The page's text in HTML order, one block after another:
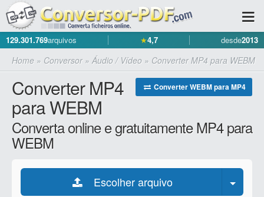
129.301.769arquivos ★4,7 desde2013
Home » Conversor» Áudio / Vídeo » Converter MP4 para WEBM
Converter WEBM para MP4
Converter MP4
para WEBM
Converta online e gratuitamente MP4 para
WEBM
Escolher arquivo